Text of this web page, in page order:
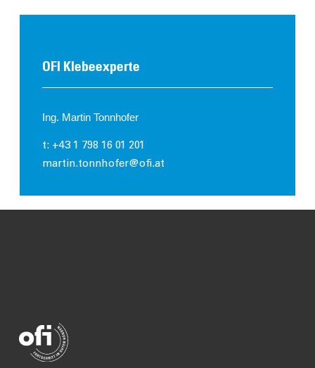
OFI Klebeexperte
Ing. Martin Tonnhofer
t: +43 1 798 16 01 201
martin.tonnhofer@ofi.at